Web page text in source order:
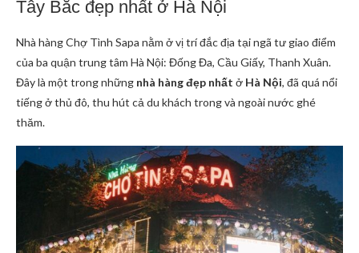
Tây Bắc đẹp nhất ở Hà Nội
Nhà hàng Chợ Tình Sapa nằm ở vị trí đắc địa tại ngã tư giao điểm
của ba quận trung tâm Hà Nội: Đống Đa, Cầu Giấy, Thanh Xuân.
Đây là một trong những nhà hàng đẹp nhất ở Hà Nội, đã quá nổi
tiếng ở thủ đô, thu hút cả du khách trong và ngoài nước ghé
thăm.